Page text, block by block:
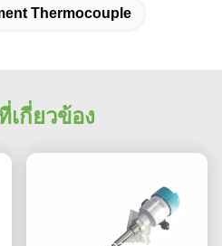
Thermocouple
เกี่ยวข้อง